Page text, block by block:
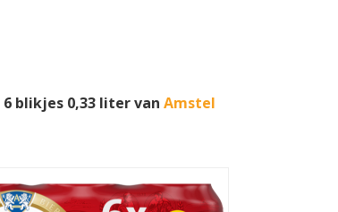
blikjes 0,33 liter van Amstel